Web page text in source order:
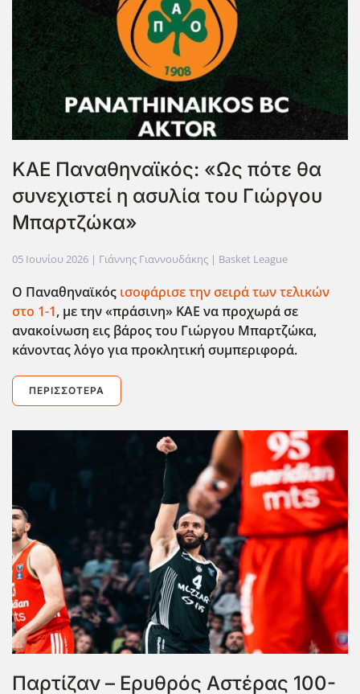
ΚΑΕ Παναθηναϊκός: «Ως πότε θα
συνεχιστεί η ασυλία του Γιώργου
Μπαρτζώκα»
05 Ιουνίου 2026 | Γιάννης Γιαννουδάκης | Basket League
Ο Παναθηναϊκός ισοφάρισε την σειρά των τελικών
στο 1-1, με την «πράσινη» ΚΑΕ να προχωρά σε
ανακοίνωση εις βάρος του Γιώργου Μπαρτζώκα,
κάνοντας λόγο για προκλητική συμπεριφορά.
ΠΕΡΙΣΣΌΤΕΡΑ
Παρτίζαν – Ερυθρός Αστέρας 100-